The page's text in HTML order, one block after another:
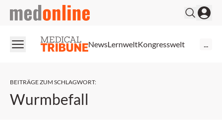
medonline
NewsLernweltKongresswelt
BEITRÄGE ZUM SCHLAGWORT:
Wurmbefall